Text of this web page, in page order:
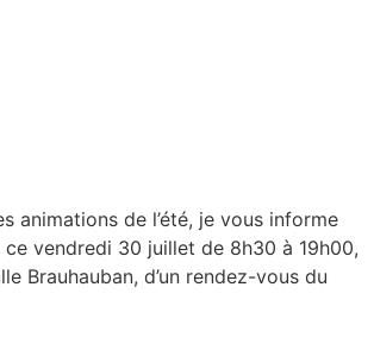
animations de l’été, je vous informe
ce vendredi 30 juillet de 8h30 à 19h00,
Brauhauban, d’un rendez-vous du